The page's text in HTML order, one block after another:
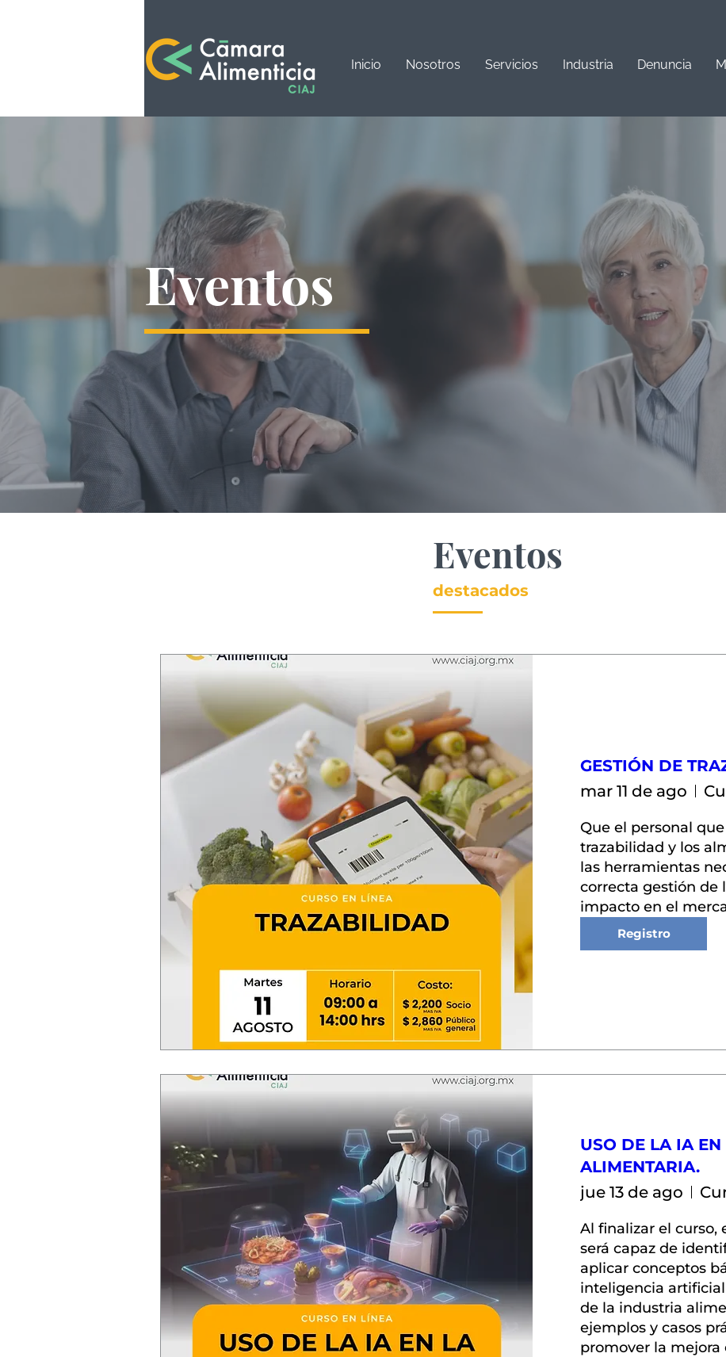
Inicio Nosotros Servicios Industria Denuncia
Eventos
Eventos
destacados
GESTIÓN DE
mar 11 de ago
Que el personal
trazabilidad y los
las herramientas
correcta gestión de
impacto en el
Registro
USO DE LA IA
ALIMENTARIA.
jue 13 de ago
Al finalizar el curso,
será capaz de
aplicar conceptos
inteligencia
de la industria
ejemplos y casos
promover la mejora